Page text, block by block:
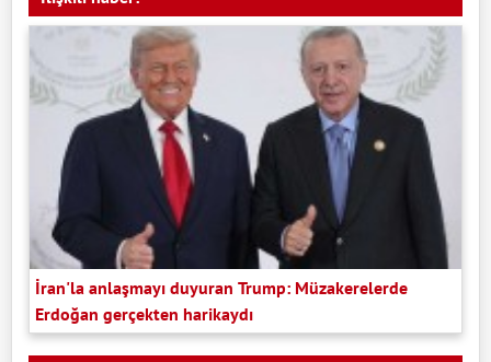
İran'la anlaşmayı duyuran Trump: Müzakerelerde
Erdoğan gerçekten harikaydı